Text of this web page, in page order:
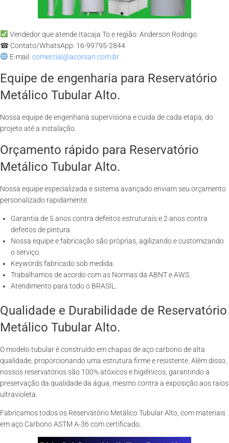
Vendedor que atende Itacaja To e região: Anderson Rodrigo
☎ Contato/WhatsApp: 16-99795-2844
E-mail: comercial@acorsan.com.br
Equipe de engenharia para Reservatório
Metálico Tubular Alto.
Nossa equipe de engenharia supervisiona e cuida de cada etapa, do
projeto até a instalação.
Orçamento rápido para Reservatório
Metálico Tubular Alto.
Nossa equipe especializada e sistema avançado enviam seu orçamento
personalizado rapidamente.
Garantia de 5 anos contra defeitos estruturais e 2 anos contra
defeitos de pintura.
Nossa equipe e fabricação são próprias, agilizando e customizando
o serviço.
Keywords fabricado sob medida.
Trabalhamos de acordo com as Normas da ABNT e AWS.
Atendimento para todo o BRASIL.
Qualidade e Durabilidade de Reservatório
Metálico Tubular Alto.
O modelo tubular é construído em chapas de aço carbono de alta
qualidade, proporcionando uma estrutura firme e resistente. Além disso,
nossos reservatórios são 100% atóxicos e higiênicos, garantindo a
preservação da qualidade da água, mesmo contra a exposição aos raios
ultravioleta.
Fabricamos todos os Reservatório Metálico Tubular Alto, com materiais
em aço Carbono ASTM A-36 com certificado.